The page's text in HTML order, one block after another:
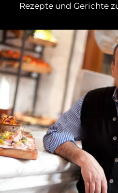
Rezepte und Gerichte